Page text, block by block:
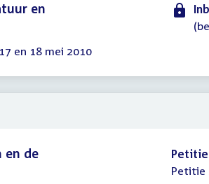
en
en 18 mei 2010
en de
Petitie
Petitie